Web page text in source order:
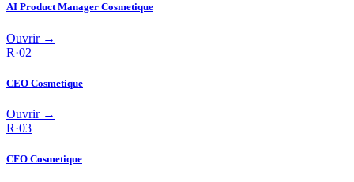
AI Product Manager Cosmetique
Ouvrir →
R·02
CEO Cosmetique
Ouvrir →
R·03
CFO Cosmetique